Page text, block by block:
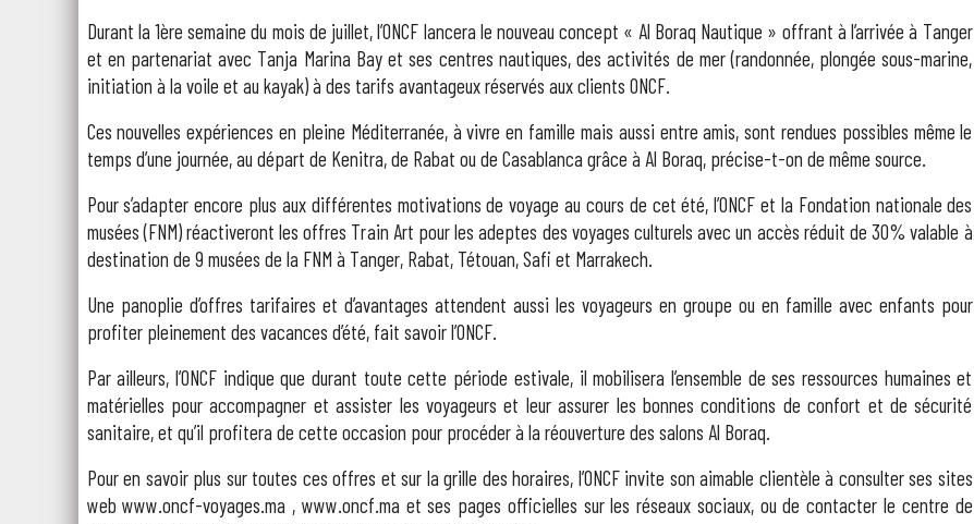
Durant la 1ère semaine du mois de juillet, l’ONCF lancera le nouveau concept « Al Boraq Nautique » offrant à l’arrivée à Tanger
et en partenariat avec Tanja Marina Bay et ses centres nautiques, des activités de mer (randonnée, plongée sous-marine,
initiation à la voile et au kayak) à des tarifs avantageux réservés aux clients ONCF.
Ces nouvelles expériences en pleine Méditerranée, à vivre en famille mais aussi entre amis, sont rendues possibles même le
temps d’une journée, au départ de Kenitra, de Rabat ou de Casablanca grâce à Al Boraq, précise-t-on de même source.
Pour s’adapter encore plus aux différentes motivations de voyage au cours de cet été, l’ONCF et la Fondation nationale des
musées (FNM) réactiveront les offres Train Art pour les adeptes des voyages culturels avec un accès réduit de 30% valable à
destination de 9 musées de la FNM à Tanger, Rabat, Tétouan, Safi et Marrakech.
Une panoplie d’offres tarifaires et d’avantages attendent aussi les voyageurs en groupe ou en famille avec enfants pour
profiter pleinement des vacances d’été, fait savoir l’ONCF.
Par ailleurs, l’ONCF indique que durant toute cette période estivale, il mobilisera l’ensemble de ses ressources humaines et
matérielles pour accompagner et assister les voyageurs et leur assurer les bonnes conditions de confort et de sécurité
sanitaire, et qu’il profitera de cette occasion pour procéder à la réouverture des salons Al Boraq.
Pour en savoir plus sur toutes ces offres et sur la grille des horaires, l’ONCF invite son aimable clientèle à consulter ses sites
web www.oncf-voyages.ma , www.oncf.ma et ses pages officielles sur les réseaux sociaux, ou de contacter le centre de